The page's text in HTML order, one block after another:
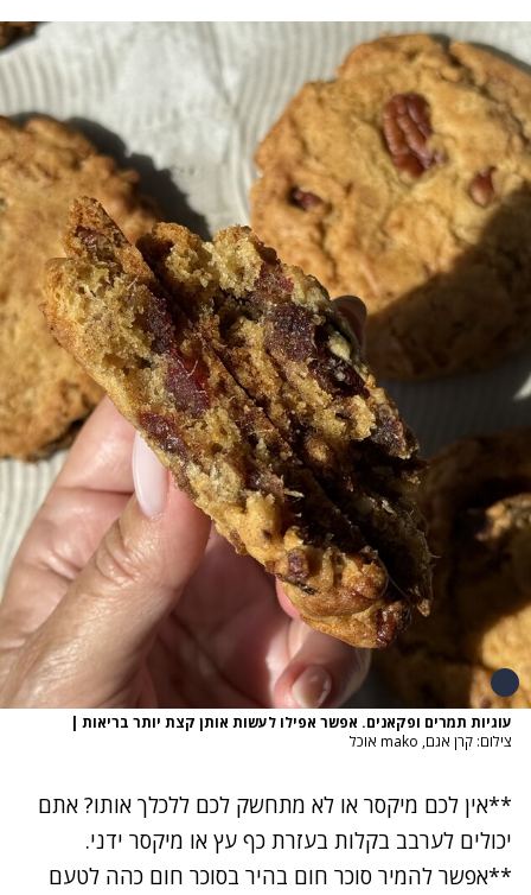
עוגיות תמרים ופקאנים. אפשר אפילו לעשות אותן קצת יותר בריאות |
צילום: קרן אגם, mako אוכל
**אין לכם מיקסר או לא מתחשק לכם ללכלך אותו? אתם
יכולים לערבב בקלות בעזרת כף עץ או מיקסר ידני.
**אפשר להמיר סוכר חום בהיר בסוכר חום כהה לטעם